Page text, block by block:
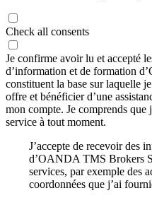
Check all consents
Je confirme avoir lu et accepté
d’information et de formation
constituent la base sur laquelle
offre et bénéficier d’une
mon compte. Je comprends que
service à tout moment.
J’accepte de recevoir des
d’OANDA TMS Brokers
services, par exemple des
coordonnées que j’ai